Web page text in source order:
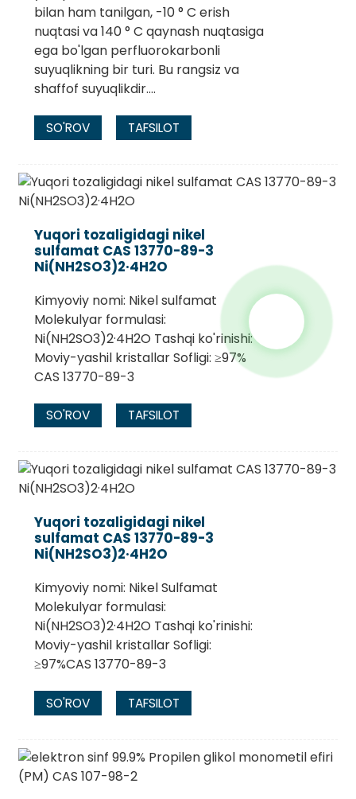
bilan ham tanilgan, -10 ° C erish
nuqtasi va 140 ° C qaynash nuqtasiga
ega bo'lgan perfluorokarbonli
suyuqlikning bir turi. Bu rangsiz va
shaffof suyuqlikdir....
SO'ROV TAFSILOT
Yuqori tozaligidagi nikel
sulfamat CAS 13770-89-3
Ni(NH2SO3)2·4H2O
Kimyoviy nomi: Nikel sulfamat
Molekulyar formulasi:
Ni(NH2SO3)2·4H2O Tashqi ko'rinishi:
Moviy-yashil kristallar Sofligi: ≥97%
CAS 13770-89-3
SO'ROV TAFSILOT
Yuqori tozaligidagi nikel
sulfamat CAS 13770-89-3
Ni(NH2SO3)2·4H2O
Kimyoviy nomi: Nikel Sulfamat
Molekulyar formulasi:
Ni(NH2SO3)2·4H2O Tashqi ko'rinishi:
Moviy-yashil kristallar Sofligi:
≥97%CAS 13770-89-3
SO'ROV TAFSILOT